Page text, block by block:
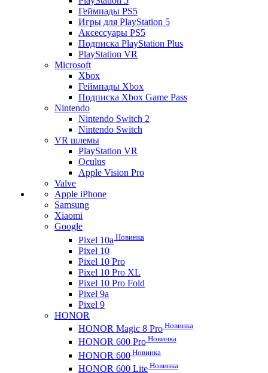
Геймпады PS5
Игры для PlayStation 5
Аксессуары PS5
Подписка PlayStation Plus
PlayStation VR
Microsoft
Xbox
Геймпады Xbox
Подписка Xbox Game Pass
Nintendo
Nintendo Switch 2
Nintendo Switch
VR шлемы
PlayStation VR
Oculus
Apple Vision Pro
Valve
Apple iPhone
Samsung
Xiaomi
Google
Pixel 10a Новинка
Pixel 10
Pixel 10 Pro
Pixel 10 Pro XL
Pixel 10 Pro Fold
Pixel 9a
Pixel 9
HONOR
HONOR Magic 8 Pro Новинка
HONOR 600 Pro Новинка
HONOR 600 Новинка
HONOR 600 Lite Новинка